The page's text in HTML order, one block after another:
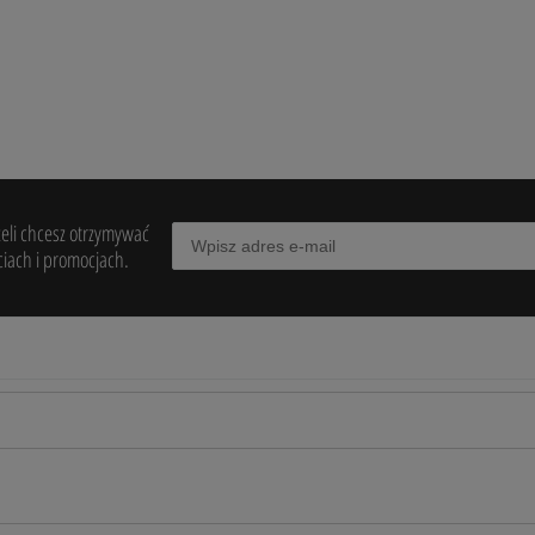
chcesz otrzymywać
i promocjach.